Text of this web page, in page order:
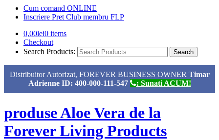
Cum comand ONLINE
Inscriere Pret Club membru FLP
0,00lei0 items
Checkout
Search Products:
Distribuitor Autorizat, FOREVER BUSINESS OWNER Timar
Adrienne ID: 400-000-111-547
: Sunati ACUM!
produse Aloe Vera de la
Forever Living Products